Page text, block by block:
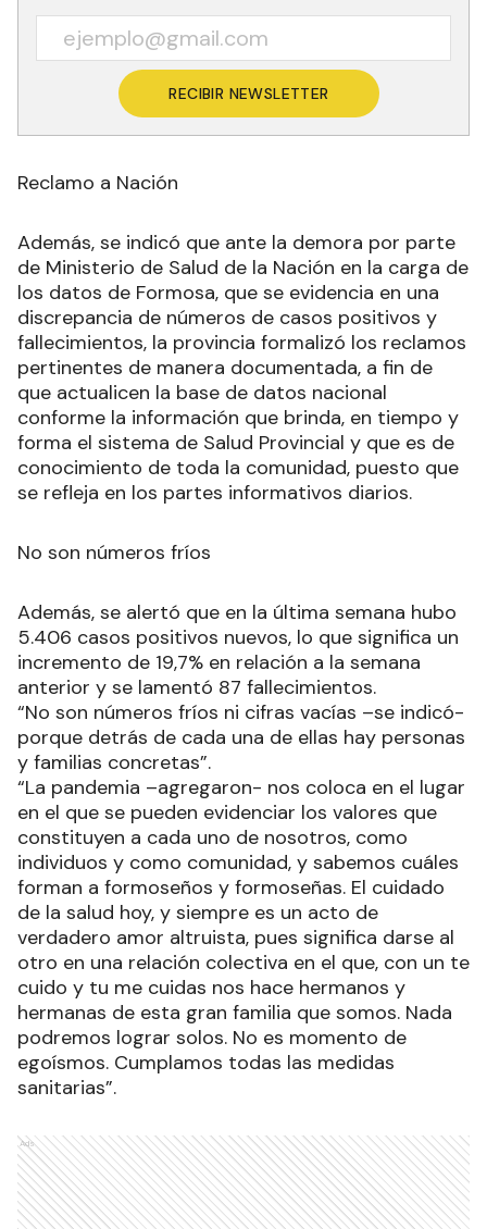
RECIBIR NEWSLETTER
Reclamo a Nación
Además, se indicó que ante la demora por parte
de Ministerio de Salud de la Nación en la carga de
los datos de Formosa, que se evidencia en una
discrepancia de números de casos positivos y
fallecimientos, la provincia formalizó los reclamos
pertinentes de manera documentada, a fin de
que actualicen la base de datos nacional
conforme la información que brinda, en tiempo y
forma el sistema de Salud Provincial y que es de
conocimiento de toda la comunidad, puesto que
se refleja en los partes informativos diarios.
No son números fríos
Además, se alertó que en la última semana hubo
5.406 casos positivos nuevos, lo que significa un
incremento de 19,7% en relación a la semana
anterior y se lamentó 87 fallecimientos.
“No son números fríos ni cifras vacías –se indicó-
porque detrás de cada una de ellas hay personas
y familias concretas”.
“La pandemia –agregaron- nos coloca en el lugar
en el que se pueden evidenciar los valores que
constituyen a cada uno de nosotros, como
individuos y como comunidad, y sabemos cuáles
forman a formoseños y formoseñas. El cuidado
de la salud hoy, y siempre es un acto de
verdadero amor altruista, pues significa darse al
otro en una relación colectiva en el que, con un te
cuido y tu me cuidas nos hace hermanos y
hermanas de esta gran familia que somos. Nada
podremos lograr solos. No es momento de
egoísmos. Cumplamos todas las medidas
sanitarias”.
Ads